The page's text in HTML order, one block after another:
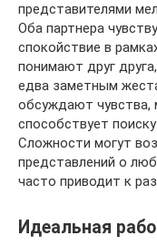
представителями
Оба партнера
спокойствие в
понимают друг
едва заметным
обсуждают
способствует
Сложности могут
представлений о
часто приводит к
Идеальная